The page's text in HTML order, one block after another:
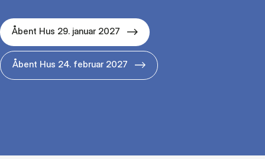
Åbent Hus 29. januar 2027
Åbent Hus 24. februar 2027